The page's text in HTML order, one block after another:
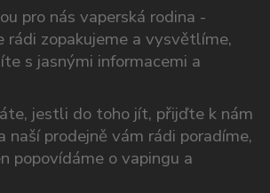
pro nás vaperská rodina -
rádi zopakujeme a vysvětlíme,
s jasnými informacemi a
jestli do toho jít, přijďte k nám
naší prodejně vám rádi poradíme,
popovídáme o vapingu a